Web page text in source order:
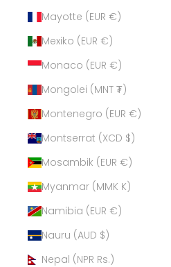
Mayotte (EUR €)
Mexiko (EUR €)
Monaco (EUR €)
Mongolei (MNT ₮)
Montenegro (EUR €)
Montserrat (XCD $)
Mosambik (EUR €)
Myanmar (MMK K)
Namibia (EUR €)
Nauru (AUD $)
Nepal (NPR Rs.)